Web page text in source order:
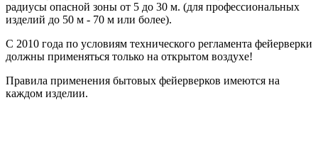
радиусы опасной зоны от 5 до 30 м. (для профессиональных
изделий до 50 м - 70 м или более).
С 2010 года по условиям технического регламента фейерверки
должны применяться только на открытом воздухе!
Правила применения бытовых фейерверков имеются на
каждом изделии.